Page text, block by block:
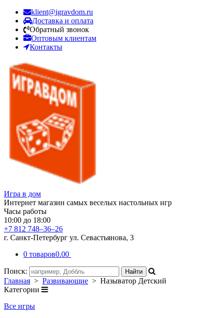
klient@igravdom.ru
Доставка и оплата
Обратный звонок
Оптовым клиентам
Контакты
Игра в дом
Интернет магазин самых веселых настольных игр
Часы работы
10:00 до 18:00
+7 812 748–36–26
г. Санкт-Петербург ул. Севастьянова, 3
0 товаров0.00
Поиск:
Главная > Развивающие > Называтор Детский
Категории
Все игры